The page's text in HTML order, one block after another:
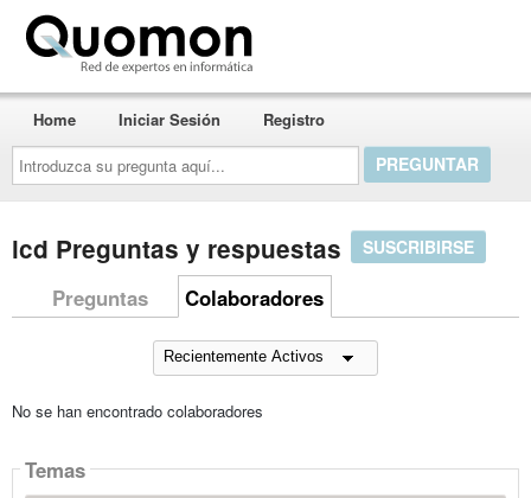
Introduzca
su
pregunta
aquí...
Home Iniciar Sesión Registro
lcd Preguntas y respuestas SUSCRIBIRSE
Preguntas Colaboradores
No se han encontrado colaboradores
Temas